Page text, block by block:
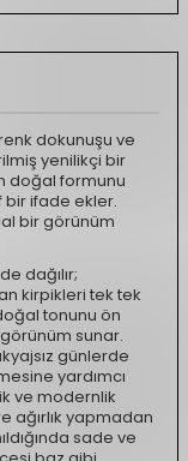
dokunuşu ve
yenilikçi bir
doğal formunu
bir ifade ekler.
bir görünüm
dağılır;
kirpikleri tek tek
tonunu ön
sunar.
günlerde
yardımcı
ve modernlik
ağırlık yapmadan
sade ve